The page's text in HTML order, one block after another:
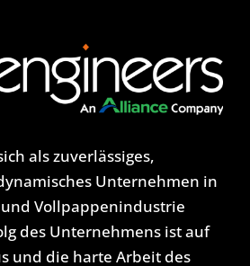
als zuverlässiges,
Unternehmen in
Vollpappenindustrie
des Unternehmens ist auf
und die harte Arbeit des